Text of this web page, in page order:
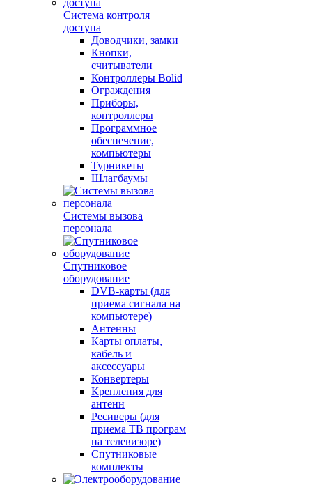
Система контроля
доступа
Доводчики, замки
Кнопки,
считыватели
Контроллеры Bolid
Ограждения
Приборы,
контроллеры
Программное
обеспечение,
компьютеры
Турникеты
Шлагбаумы
Системы вызова
персонала
Спутниковое
оборудование
DVB-карты (для
приема сигнала на
компьютере)
Антенны
Карты оплаты,
кабель и
аксессуары
Конвертеры
Крепления для
антенн
Ресиверы (для
приема ТВ програм
на телевизоре)
Спутниковые
комплекты